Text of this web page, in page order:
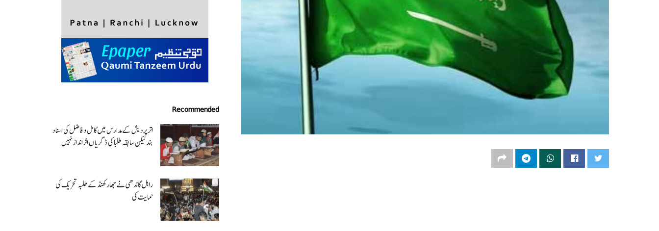
Recommended
اتر پردیش کےمدارس میں کامل و فاضل کی اسناد
بند لیکن سابقہ طلبا کی ڈگریا ں اثرانداز نہیں
راہل گاندھی نے جھارکھنڈ کے طلبہ تحریک کی
حمایت کی